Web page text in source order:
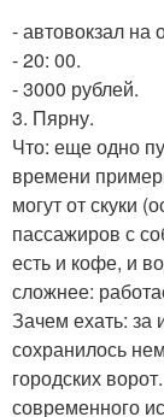
- автовокзал на
- 20: 00.
- 3000 рублей.
3. Пярну.
Что: еще одно
времени
могут от скуки
пассажиров с
есть и кофе, и
сложнее:
Зачем ехать: за
сохранилось
городских
современного